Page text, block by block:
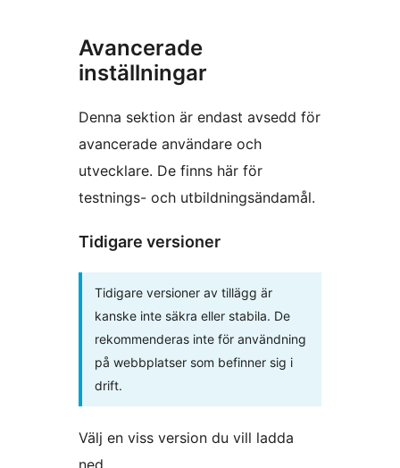
Avancerade
inställningar
Denna sektion är endast avsedd för
avancerade användare och
utvecklare. De finns här för
testnings- och utbildningsändamål.
Tidigare versioner
Tidigare versioner av tillägg är
kanske inte säkra eller stabila. De
rekommenderas inte för användning
på webbplatser som befinner sig i
drift.
Välj en viss version du vill ladda
ned.